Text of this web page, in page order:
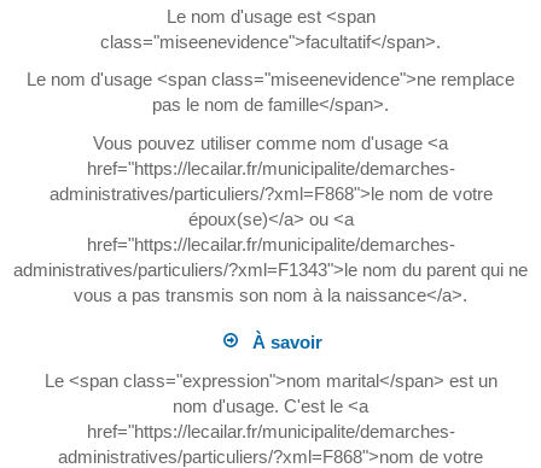
Le nom d'usage est <span
class="miseenevidence">facultatif</span>.
Le nom d'usage <span class="miseenevidence">ne remplace
pas le nom de famille</span>.
Vous pouvez utiliser comme nom d'usage <a
href="https://lecailar.fr/municipalite/demarches-
administratives/particuliers/?xml=F868">le nom de votre
époux(se)</a> ou <a
href="https://lecailar.fr/municipalite/demarches-
administratives/particuliers/?xml=F1343">le nom du parent qui ne
vous a pas transmis son nom à la naissance</a>.
À savoir
Le <span class="expression">nom marital</span> est un
nom d'usage. C'est le <a
href="https://lecailar.fr/municipalite/demarches-
administratives/particuliers/?xml=F868">nom de votre